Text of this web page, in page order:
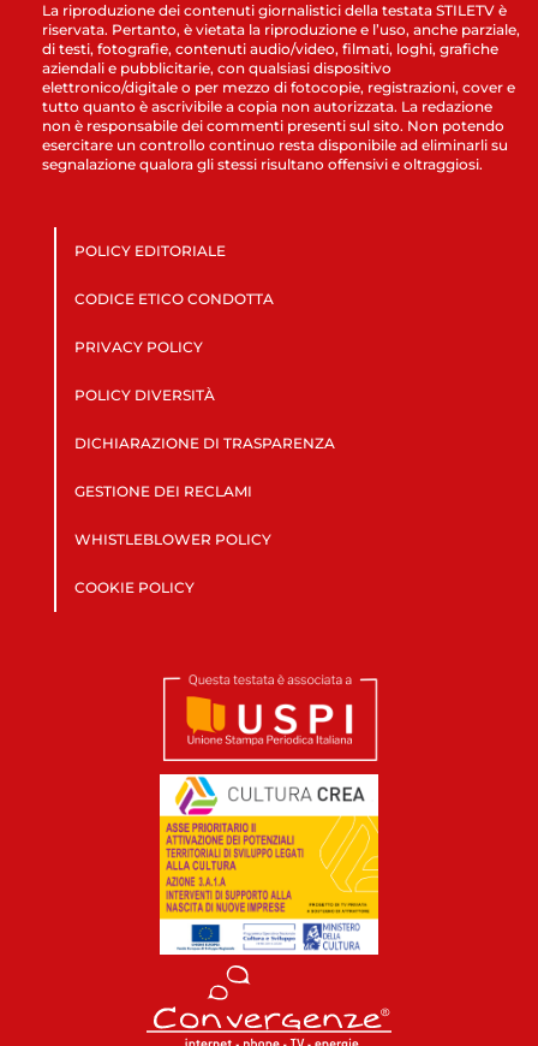
La riproduzione dei contenuti giornalistici della testata STILETV è
riservata. Pertanto, è vietata la riproduzione e l’uso, anche parziale,
di testi, fotografie, contenuti audio/video, filmati, loghi, grafiche
aziendali e pubblicitarie, con qualsiasi dispositivo
elettronico/digitale o per mezzo di fotocopie, registrazioni, cover e
tutto quanto è ascrivibile a copia non autorizzata. La redazione
non è responsabile dei commenti presenti sul sito. Non potendo
esercitare un controllo continuo resta disponibile ad eliminarli su
segnalazione qualora gli stessi risultano offensivi e oltraggiosi.
POLICY EDITORIALE
CODICE ETICO CONDOTTA
PRIVACY POLICY
POLICY DIVERSITÀ
DICHIARAZIONE DI TRASPARENZA
GESTIONE DEI RECLAMI
WHISTLEBLOWER POLICY
COOKIE POLICY